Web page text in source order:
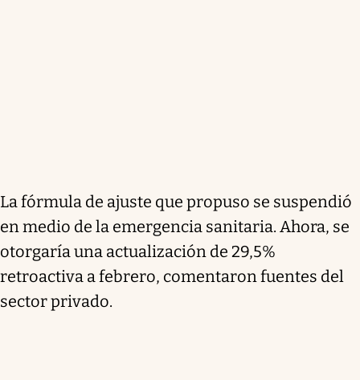
La fórmula de ajuste que propuso se suspendió
en medio de la emergencia sanitaria. Ahora, se
otorgaría una actualización de 29,5%
retroactiva a febrero, comentaron fuentes del
sector privado.